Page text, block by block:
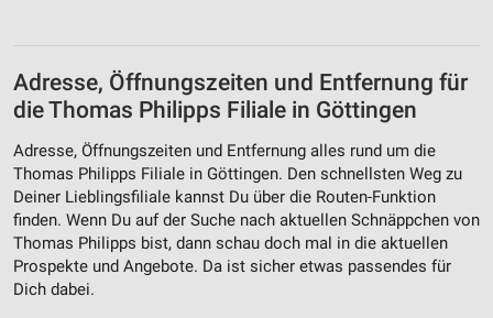
Adresse, Öffnungszeiten und Entfernung für
die Thomas Philipps Filiale in Göttingen
Adresse, Öffnungszeiten und Entfernung alles rund um die
Thomas Philipps Filiale in Göttingen. Den schnellsten Weg zu
Deiner Lieblingsfiliale kannst Du über die Routen-Funktion
finden. Wenn Du auf der Suche nach aktuellen Schnäppchen von
Thomas Philipps bist, dann schau doch mal in die aktuellen
Prospekte und Angebote. Da ist sicher etwas passendes für
Dich dabei.